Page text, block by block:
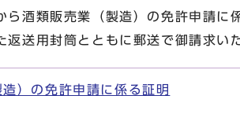
酒類販売業（製造）の免許申請に
返送用封筒とともに郵送で御請求い
）の免許申請に係る証明